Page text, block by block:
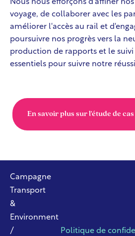
Nous nous efforçons d'affiner
voyage, de collaborer avec les
améliorer l'accès au rail et
poursuivre nos progrès vers la
production de rapports et le
essentiels pour suivre notre
En savoir plus sur l'étude de
Campagne
Transport
&
Environment
/
Politique de